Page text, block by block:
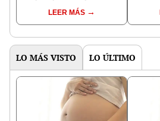
LEER MÁS
LO MÁS VISTO LO ÚLTIMO